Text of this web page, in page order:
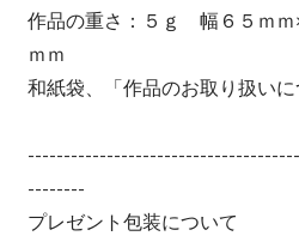
作品の重さ：５ｇ 幅６５ｍｍ
ｍｍ
和紙袋、「作品のお取り扱い
--------
プレゼント包装について